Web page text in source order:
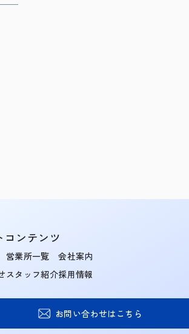
コンテンツ
営業所一覧
スタッフ紹介
会社案内
採用情報
お問い合わせはこちら